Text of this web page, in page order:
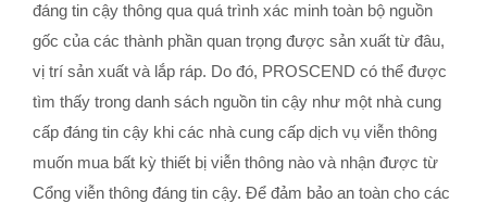
đáng tin cậy thông qua quá trình xác minh toàn bộ nguồn
gốc của các thành phần quan trọng được sản xuất từ đâu,
vị trí sản xuất và lắp ráp. Do đó, PROSCEND có thể được
tìm thấy trong danh sách nguồn tin cậy như một nhà cung
cấp đáng tin cậy khi các nhà cung cấp dịch vụ viễn thông
muốn mua bất kỳ thiết bị viễn thông nào và nhận được từ
Cổng viễn thông đáng tin cậy. Để đảm bảo an toàn cho các